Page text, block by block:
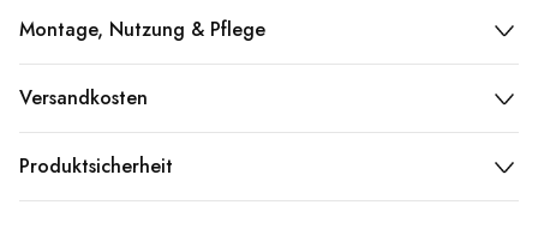
Montage, Nutzung & Pflege
Versandkosten
Produktsicherheit